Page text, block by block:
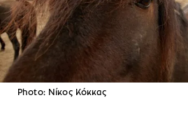
Photo: Νίκος Κόκκας